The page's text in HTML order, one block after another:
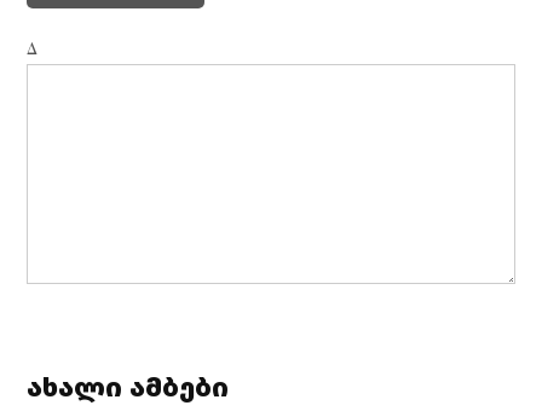
Δ
ახალი ამბები